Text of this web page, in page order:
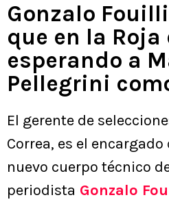
Gonzalo
que en la Roja
esperando a
Pellegrini
El gerente de
Correa, es el
nuevo cuerpo técnico
periodista Gonzalo